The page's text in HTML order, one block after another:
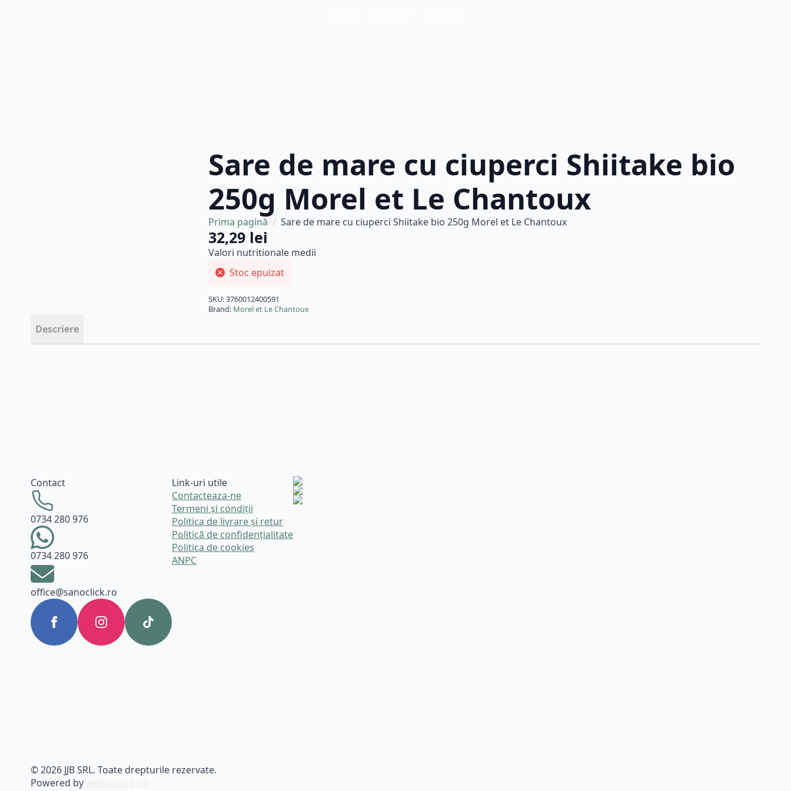
Sare de mare cu ciuperci Shiitake bio
250g Morel et Le Chantoux
Prima pagină Sare de mare cu ciuperci Shiitake bio 250g Morel et Le Chantoux
32,29 lei
Valori nutritionale medii
Stoc epuizat
SKU:3760012400591
Brand: Morel et Le Chantoux
Descriere
Contact
0734 280 976
0734 280 976
office@sanoclick.ro
Link-uri utile
Contacteaza-ne
Termeni și condiții
Politica de livrare și retur
Politică de confidențialitate
Politica de cookies
ANPC
© 2026 JJB SRL. Toate drepturile rezervate.
Powered by